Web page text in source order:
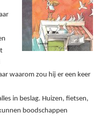
waarom zou hij er een keer
in beslag. Huizen, fietsen,
boodschappen